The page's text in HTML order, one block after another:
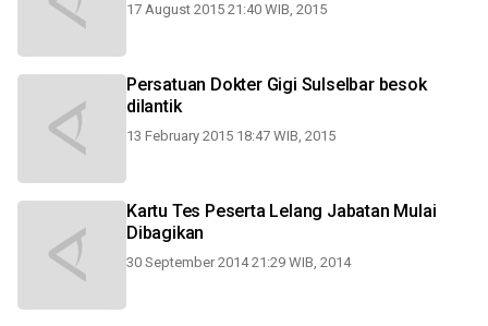
17 August 2015 21:40 WIB, 2015
Persatuan Dokter Gigi Sulselbar besok
dilantik
13 February 2015 18:47 WIB, 2015
Kartu Tes Peserta Lelang Jabatan Mulai
Dibagikan
30 September 2014 21:29 WIB, 2014